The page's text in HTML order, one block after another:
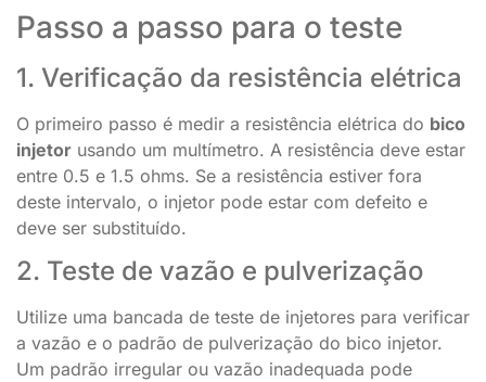
Passo a passo para o teste
1. Verificação da resistência elétrica
O primeiro passo é medir a resistência elétrica do bico
injetor usando um multímetro. A resistência deve estar
entre 0.5 e 1.5 ohms. Se a resistência estiver fora
deste intervalo, o injetor pode estar com defeito e
deve ser substituído.
2. Teste de vazão e pulverização
Utilize uma bancada de teste de injetores para verificar
a vazão e o padrão de pulverização do bico injetor.
Um padrão irregular ou vazão inadequada pode